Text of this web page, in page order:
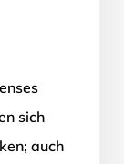
sich
auch